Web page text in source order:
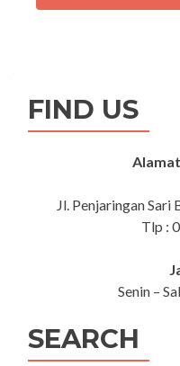
FIND US
Jl. Penjaringan Sari
Tlp :
Senin –
SEARCH